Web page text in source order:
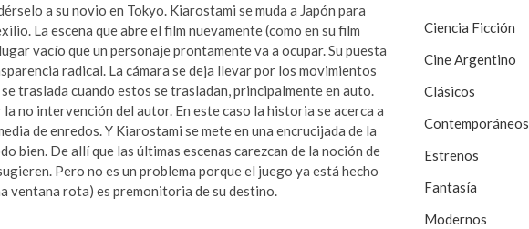
a su novio en Tokyo. Kiarostami se muda a Japón para
La escena que abre el film nuevamente (como en su film
vacío que un personaje prontamente va a ocupar. Su puesta
radical. La cámara se deja llevar por los movimientos
traslada cuando estos se trasladan, principalmente en auto.
no intervención del autor. En este caso la historia se acerca a
de enredos. Y Kiarostami se mete en una encrucijada de la
bien. De allí que las últimas escenas carezcan de la noción de
Pero no es un problema porque el juego ya está hecho
ventana rota) es premonitoria de su destino.
Ciencia Ficción
Cine Argentino
Clásicos
Contemporáneos
Estrenos
Fantasía
Modernos